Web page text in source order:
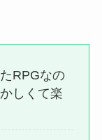
RPGなの
しくて楽